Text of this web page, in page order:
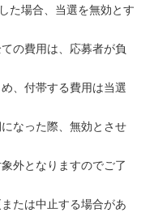
た場合、当選を無効とす
の費用は、応募者が負
、付帯する費用は当選
なった際、無効とさせ
外となりますのでご了
たは中止する場合があ